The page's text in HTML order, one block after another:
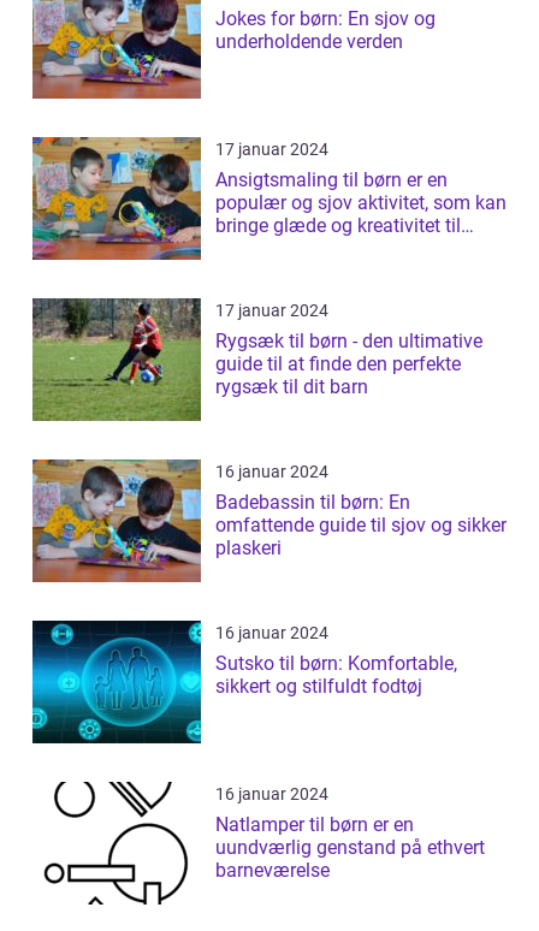
Jokes for børn: En sjov og
underholdende verden
17 januar 2024
Ansigtsmaling til børn er en
populær og sjov aktivitet, som kan
bringe glæde og kreativitet til
17 januar 2024
Rygsæk til børn - den ultimative
guide til at finde den perfekte
rygsæk til dit barn
16 januar 2024
Badebassin til børn: En
omfattende guide til sjov og sikker
plaskeri
16 januar 2024
Sutsko til børn: Komfortable,
sikkert og stilfuldt fodtøj
16 januar 2024
Natlamper til børn er en
uundværlig genstand på ethvert
barneværelse